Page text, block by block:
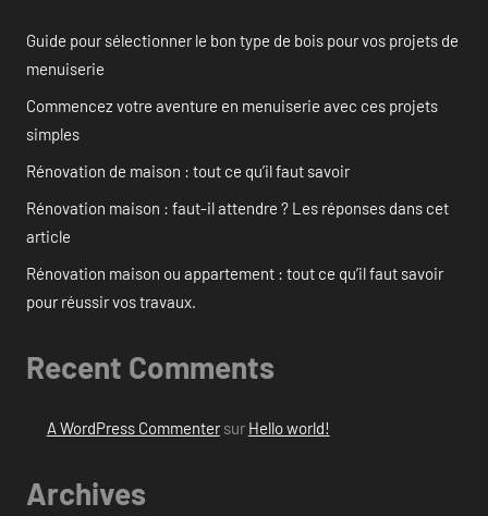
Guide pour sélectionner le bon type de bois pour vos projets de
menuiserie
Commencez votre aventure en menuiserie avec ces projets
simples
Rénovation de maison : tout ce qu’il faut savoir
Rénovation maison : faut-il attendre ? Les réponses dans cet
article
Rénovation maison ou appartement : tout ce qu’il faut savoir
pour réussir vos travaux.
Recent Comments
A WordPress Commentersur Hello world!
Archives